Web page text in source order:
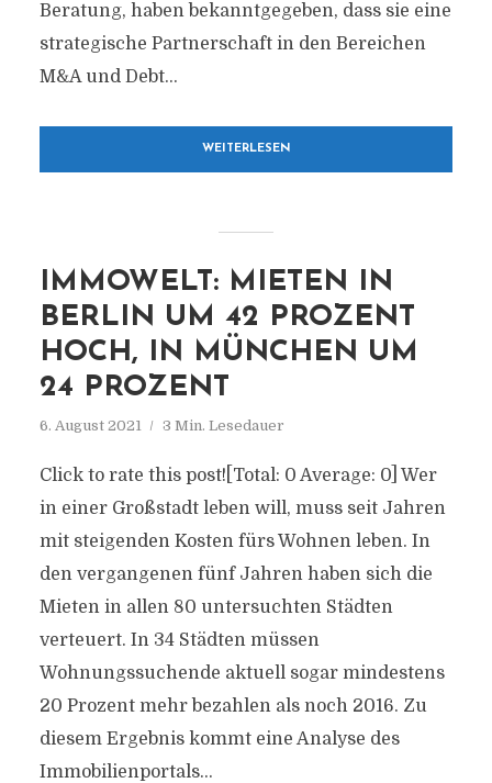
Beratung, haben bekanntgegeben, dass sie eine
strategische Partnerschaft in den Bereichen
M&A und Debt...
WEITERLESEN
IMMOWELT: MIETEN IN
BERLIN UM 42 PROZENT
HOCH, IN MÜNCHEN UM
24 PROZENT
6. August 2021 3 Min. Lesedauer
Click to rate this post![Total: 0 Average: 0] Wer
in einer Großstadt leben will, muss seit Jahren
mit steigenden Kosten fürs Wohnen leben. In
den vergangenen fünf Jahren haben sich die
Mieten in allen 80 untersuchten Städten
verteuert. In 34 Städten müssen
Wohnungssuchende aktuell sogar mindestens
20 Prozent mehr bezahlen als noch 2016. Zu
diesem Ergebnis kommt eine Analyse des
Immobilienportals...